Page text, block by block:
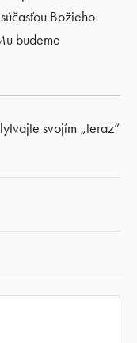
Božieho
budeme
svojím „teraz“